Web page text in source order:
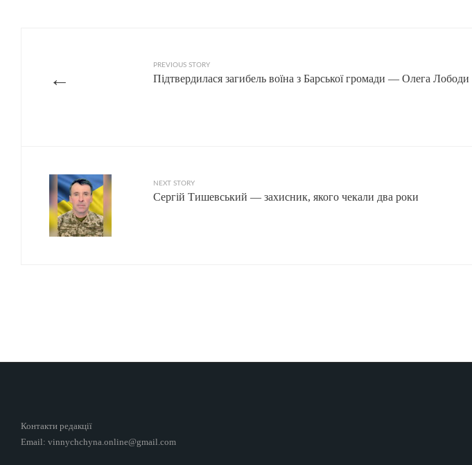
←
PREVIOUS STORY
Підтвердилася загибель воїна з Барської громади — Олега Лободи
NEXT STORY
Сергій Тишевський — захисник, якого чекали два роки
Контакти редакції
Email: vinnychchyna.online@gmail.com